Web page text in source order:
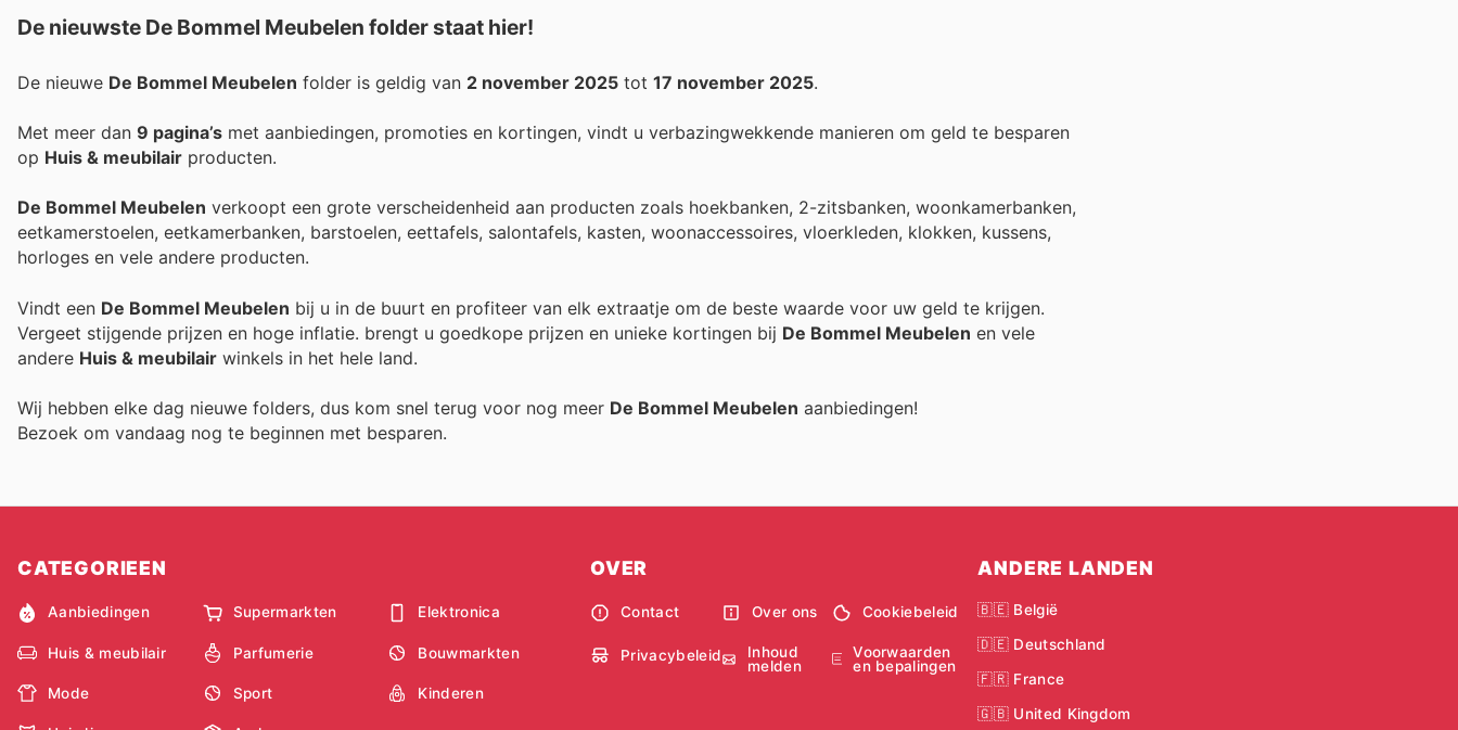
De nieuwste De Bommel Meubelen folder staat hier!
De nieuwe De Bommel Meubelen folder is geldig van 2 november 2025 tot 17 november 2025.
Met meer dan 9 pagina’s met aanbiedingen, promoties en kortingen, vindt u verbazingwekkende manieren om geld te besparen
op Huis & meubilair producten.
De Bommel Meubelen verkoopt een grote verscheidenheid aan producten zoals hoekbanken, 2-zitsbanken, woonkamerbanken,
eetkamerstoelen, eetkamerbanken, barstoelen, eettafels, salontafels, kasten, woonaccessoires, vloerkleden, klokken, kussens,
horloges en vele andere producten.
Vindt een De Bommel Meubelen bij u in de buurt en profiteer van elk extraatje om de beste waarde voor uw geld te krijgen.
Vergeet stijgende prijzen en hoge inflatie. brengt u goedkope prijzen en unieke kortingen bij De Bommel Meubelen en vele
andere Huis & meubilair winkels in het hele land.
Wij hebben elke dag nieuwe folders, dus kom snel terug voor nog meer De Bommel Meubelen aanbiedingen!
Bezoek om vandaag nog te beginnen met besparen.
CATEGORIEEN
Aanbiedingen Supermarkten Elektronica
Huis & meubilair Parfumerie Bouwmarkten
Mode Sport Kinderen
OVER
Contact Over ons Cookiebeleid
Privacybeleid
Inhoud
melden
Voorwaarden
en bepalingen
ANDERE LANDEN
🇧🇪 België
🇩🇪 Deutschland
🇫🇷 France
🇬🇧 United Kingdom